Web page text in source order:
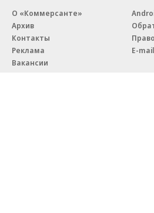
В бизнес-центре «Адмирал» в
Южном порту залит первый куб
бетона